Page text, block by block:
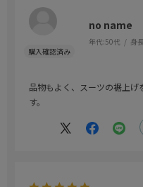
no name
年代:50代 身
品物もよく、スーツの裾上
す。